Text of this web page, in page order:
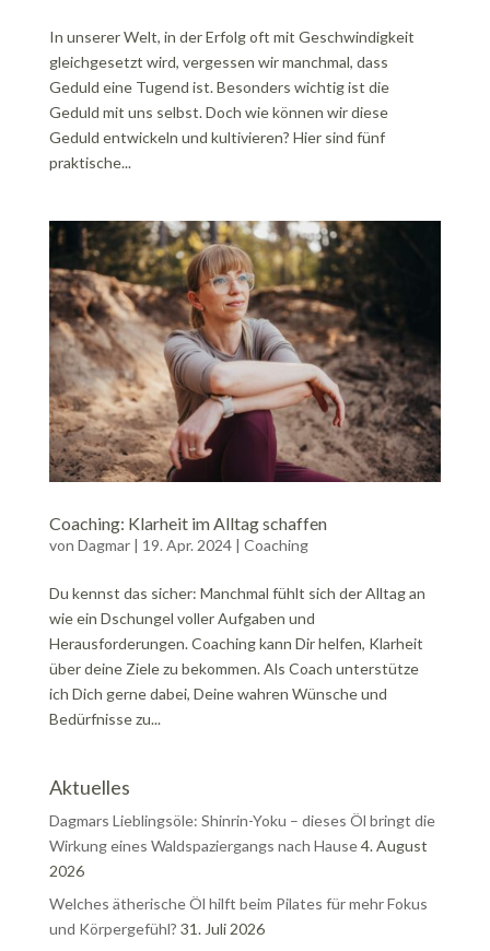
In unserer Welt, in der Erfolg oft mit Geschwindigkeit
gleichgesetzt wird, vergessen wir manchmal, dass
Geduld eine Tugend ist. Besonders wichtig ist die
Geduld mit uns selbst. Doch wie können wir diese
Geduld entwickeln und kultivieren? Hier sind fünf
praktische...
Coaching: Klarheit im Alltag schaffen
von Dagmar| 19. Apr. 2024| Coaching
Du kennst das sicher: Manchmal fühlt sich der Alltag an
wie ein Dschungel voller Aufgaben und
Herausforderungen. Coaching kann Dir helfen, Klarheit
über deine Ziele zu bekommen. Als Coach unterstütze
ich Dich gerne dabei, Deine wahren Wünsche und
Bedürfnisse zu...
Aktuelles
Dagmars Lieblingsöle: Shinrin-Yoku – dieses Öl bringt die
Wirkung eines Waldspaziergangs nach Hause4. August
2026
Welches ätherische Öl hilft beim Pilates für mehr Fokus
und Körpergefühl? 31. Juli 2026